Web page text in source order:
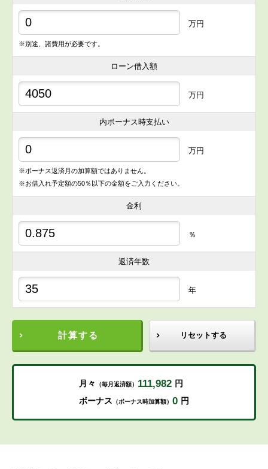
万円
※別途、諸費用が必要です。
ローン借入額
万円
内ボーナス時支払い
万円
※ボーナス返済月の加算額ではありません。
※お借入れ予定額の50％以下の金額をご入力ください。
金利
％
返済年数
年
計算する リセットする
月々 （毎月返済額） 111,982 円
ボーナス （ボーナス時加算額） 0 円